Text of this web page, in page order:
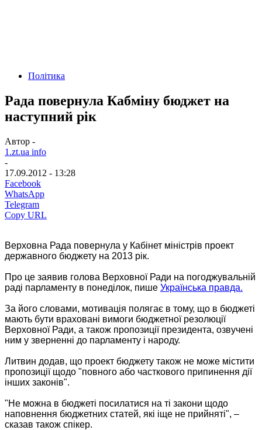
Політика
Рада повернула Кабміну бюджет на
наступний рік
Автор -
1.zt.ua info
-
17.09.2012 - 13:28
Facebook
WhatsApp
Telegram
Copy URL
Верховна Рада повернула у Кабінет міністрів проект
державного бюджету на 2013 рік.
Про це заявив голова Верховної Ради на погоджувальній
раді парламенту в понеділок, пише Українська правда.
За його словами, мотивація полягає в тому, що в бюджеті
мають бути враховані вимоги бюджетної резолюції
Верховної Ради, а також пропозиції президента, озвучені
ним у зверненні до парламенту і народу.
Литвин додав, що проект бюджету також не може містити
пропозиції щодо "повного або часткового припинення дії
інших законів".
"Не можна в бюджеті посилатися на ті закони щодо
наповнення бюджетних статей, які іще не прийняті", –
сказав також спікер.